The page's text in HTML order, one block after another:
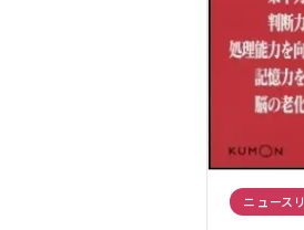
ニュース